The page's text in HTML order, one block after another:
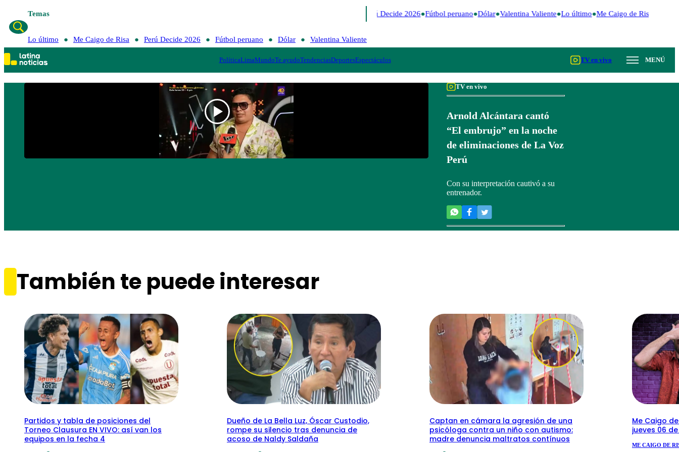
Temas Perú Decide 2026 Fútbol peruano Dólar Valentina Valiente Lo último Me Caigo de Risa
Lo último Me Caigo de Risa Perú Decide 2026 Fútbol peruano Dólar Valentina Valiente
PolíticaLimaMundoTe ayudoTendenciasDeportesEspectáculos TV en vivo MENÚ
TV en vivo
Arnold Alcántara cantó
“El embrujo” en la noche
de eliminaciones de La Voz
Perú
Con su interpretación cautivó a su
entrenador.
También te puede interesar
Partidos y tabla de posiciones del
Torneo Clausura EN VIVO: así van los
equipos en la fecha 4
Dueño de La Bella Luz, Óscar Custodio,
rompe su silencio tras denuncia de
acoso de Naldy Saldaña
Captan en cámara la agresión de una
psicóloga contra un niño con autismo:
madre denuncia maltratos contínuos
Me Caigo de
jueves 06
ME CAIGO DE